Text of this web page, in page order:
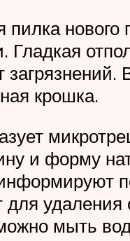
пилка
Гладкая
крошка.
и форму
для
мыть